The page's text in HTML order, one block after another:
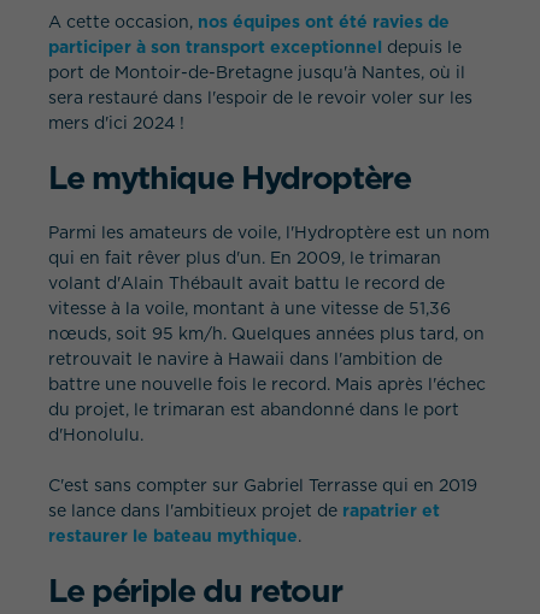
IDEA Info Get in touch
WHAT IS YOUR REQUIREMENT?
A cette occasion, nos équipes ont été ravies de
participer à son transport exceptionnel depuis le
port de Montoir-de-Bretagne jusqu'à Nantes, où il
sera restauré dans l'espoir de le revoir voler sur les
mers d'ici 2024 !
Le mythique Hydroptère
Parmi les amateurs de voile, l'Hydroptère est un nom
qui en fait rêver plus d'un. En 2009, le trimaran
volant d'Alain Thébault avait battu le record de
vitesse à la voile, montant à une vitesse de 51,36
nœuds, soit 95 km/h. Quelques années plus tard, on
retrouvait le navire à Hawaii dans l'ambition de
battre une nouvelle fois le record. Mais après l'échec
du projet, le trimaran est abandonné dans le port
d'Honolulu.
C'est sans compter sur Gabriel Terrasse qui en 2019
se lance dans l'ambitieux projet de rapatrier et
restaurer le bateau mythique.
Le périple du retour